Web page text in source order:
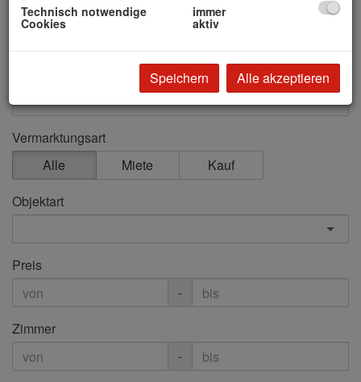
Suchen
Vermarktungsart
Alle
Miete
Kauf
Objektart
Preis
-
Zimmer
-
Technisch notwendige
Cookies
immer
aktiv
Speichern Alle akzeptieren